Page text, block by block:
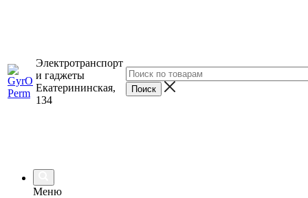
Электротранспорт
и гаджеты
Екатерининская,
134
Меню